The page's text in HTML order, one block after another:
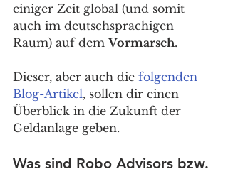
einiger Zeit global (und somit
auch im deutschsprachigen
Raum) auf dem Vormarsch.
Dieser, aber auch die folgenden
Blog-Artikel, sollen dir einen
Überblick in die Zukunft der
Geldanlage geben.
Was sind Robo Advisors bzw.